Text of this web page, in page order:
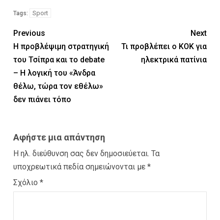
Tags: Sport
Previous
Η προβλέψιμη στρατηγική
του Τσίπρα και το debate
– Η λογική του «Άνδρα
θέλω, τώρα τον εθέλω»
δεν πιάνει τόπο
Next
Τι προβλέπει ο ΚΟΚ για
ηλεκτρικά πατίνια
Αφήστε μια απάντηση
Η ηλ. διεύθυνση σας δεν δημοσιεύεται. Τα
υποχρεωτικά πεδία σημειώνονται με *
Σχόλιο *